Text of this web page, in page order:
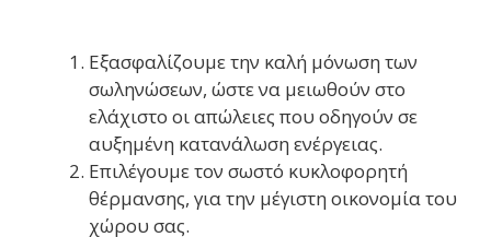
Εξασφαλίζουμε την καλή μόνωση των
σωληνώσεων, ώστε να μειωθούν στο
ελάχιστο οι απώλειες που οδηγούν σε
αυξημένη κατανάλωση ενέργειας.
Επιλέγουμε τον σωστό κυκλοφορητή
θέρμανσης, για την μέγιστη οικονομία του
χώρου σας.